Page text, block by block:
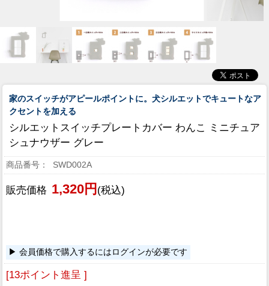
家のスイッチがアピールポイントに。犬シルエットでキュートなア
クセントを加える
シルエットスイッチプレートカバー わんこ ミニチュア
シュナウザー グレー
SWD002A
販売価格 1,320円 (税込)
会員価格で購入するにはログインが必要です
[13ポイント進呈 ]